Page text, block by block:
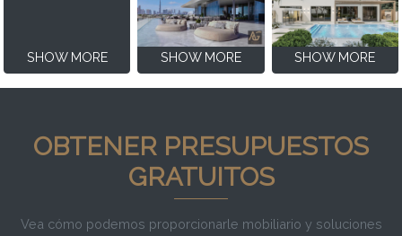
SHOW MORE SHOW MORE SHOW MORE
OBTENER PRESUPUESTOS
GRATUITOS
Vea cómo podemos proporcionarle mobiliario y soluciones